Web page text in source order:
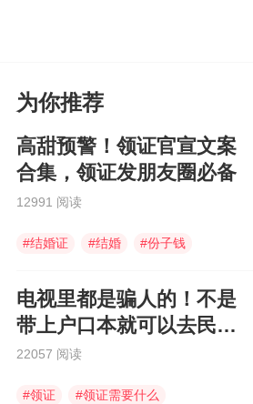
为你推荐
高甜预警！领证官宣文案
合集，领证发朋友圈必备
12991 阅读
#结婚证 #结婚 #份子钱
电视里都是骗人的！不是
带上户口本就可以去民政
局领证
22057 阅读
#领证 #领证需要什么